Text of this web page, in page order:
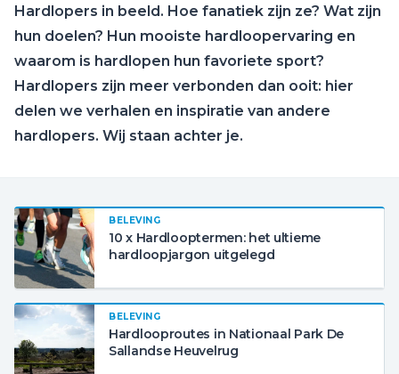
Hardlopers in beeld. Hoe fanatiek zijn ze? Wat zijn
hun doelen? Hun mooiste hardloopervaring en
waarom is hardlopen hun favoriete sport?
Hardlopers zijn meer verbonden dan ooit: hier
delen we verhalen en inspiratie van andere
hardlopers. Wij staan achter je.
BELEVING
10 x Hardlooptermen: het ultieme
hardloopjargon uitgelegd
BELEVING
Hardlooproutes in Nationaal Park De
Sallandse Heuvelrug